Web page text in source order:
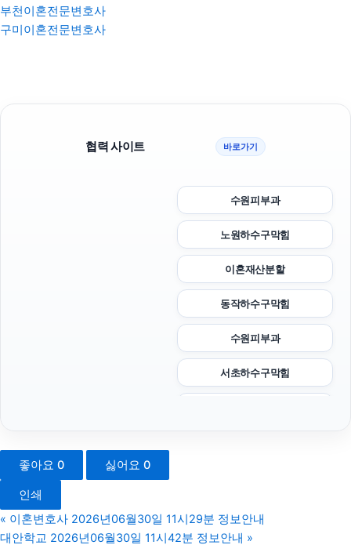
부천이혼전문변호사
구미이혼전문변호사
협력 사이트 바로가기
수원피부과
노원하수구막힘
이혼재산분할
동작하수구막힘
수원피부과
서초하수구막힘
좋아요 0 싫어요 0
인쇄
« 이혼변호사 2026년06월30일 11시29분 정보안내
대안학교 2026년06월30일 11시42분 정보안내 »